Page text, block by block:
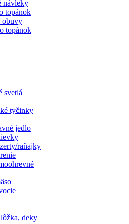
návleky
topánok
obuvy
topánok
svetlá
tyčinky
jedlo
raňajky
lôžka, deky